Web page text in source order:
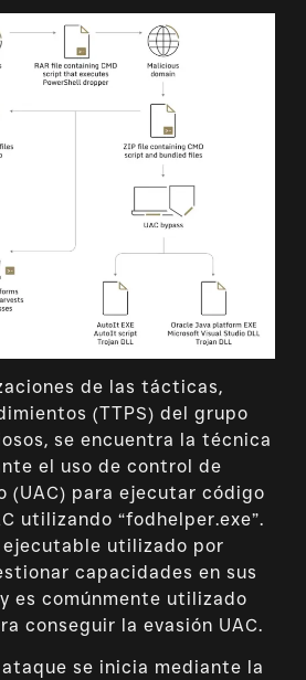
de las tácticas,
(TTPS) del grupo
se encuentra la técnica
el uso de control de
(UAC) para ejecutar código
utilizando “fodhelper.exe”.
ejecutable utilizado por
capacidades en sus
es comúnmente utilizado
conseguir la evasión UAC.
se inicia mediante la